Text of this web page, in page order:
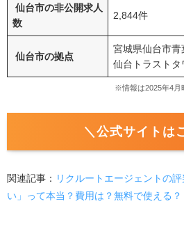
仙台市の非公開求人
数
2,844件
仙台市の拠点
宮城県仙台市青
仙台トラストタ
※情報は2025年4月
＼公式サイトは
関連記事： リクルートエージェントの
い」って本当？費用は？無料で使える？